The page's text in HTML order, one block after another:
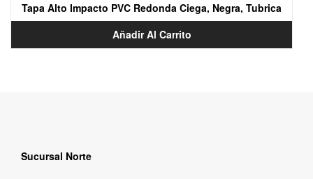
Tapa Alto Impacto PVC Redonda Ciega, Negra, Tubrica
Añadir Al Carrito
Sucursal Norte